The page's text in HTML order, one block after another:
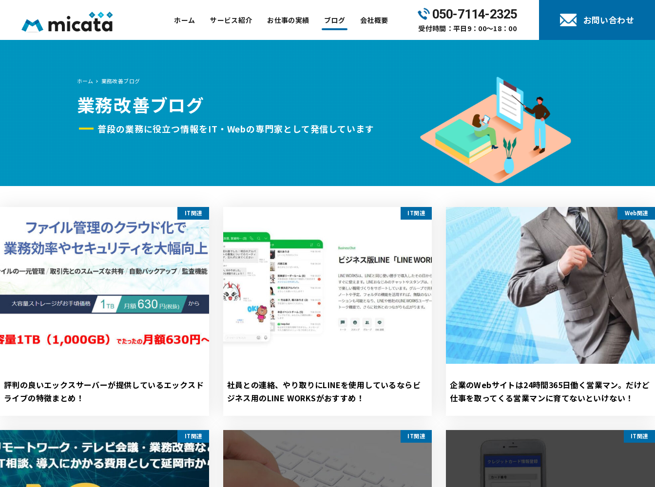
ホーム サービス紹介 お仕事の実績 ブログ 会社概要 050-7114-2325
受付時間：平日9：00～18：00
お問い合わせ
業務改善ブログ
普段の業務に役立つ情報をIT・Webの専門家として発信しています
IT関連
評判の良いエックスサーバーが提供しているエックスド
ライブの特徴まとめ！
IT関連
社員との連絡、やり取りにLINEを使用しているならビ
ジネス用のLINE WORKSがおすすめ！
Web関連
企業のWebサイトは24時間365日働く営業マン。だけど
仕事を取ってくる営業マンに育てないといけない！
IT関連 IT関連 IT関連
ホーム 業務改善ブログ